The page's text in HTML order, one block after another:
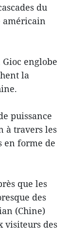
du
américain
englobe
la
puissance
à travers les
en forme de
que les
des
(Chine)
visiteurs des